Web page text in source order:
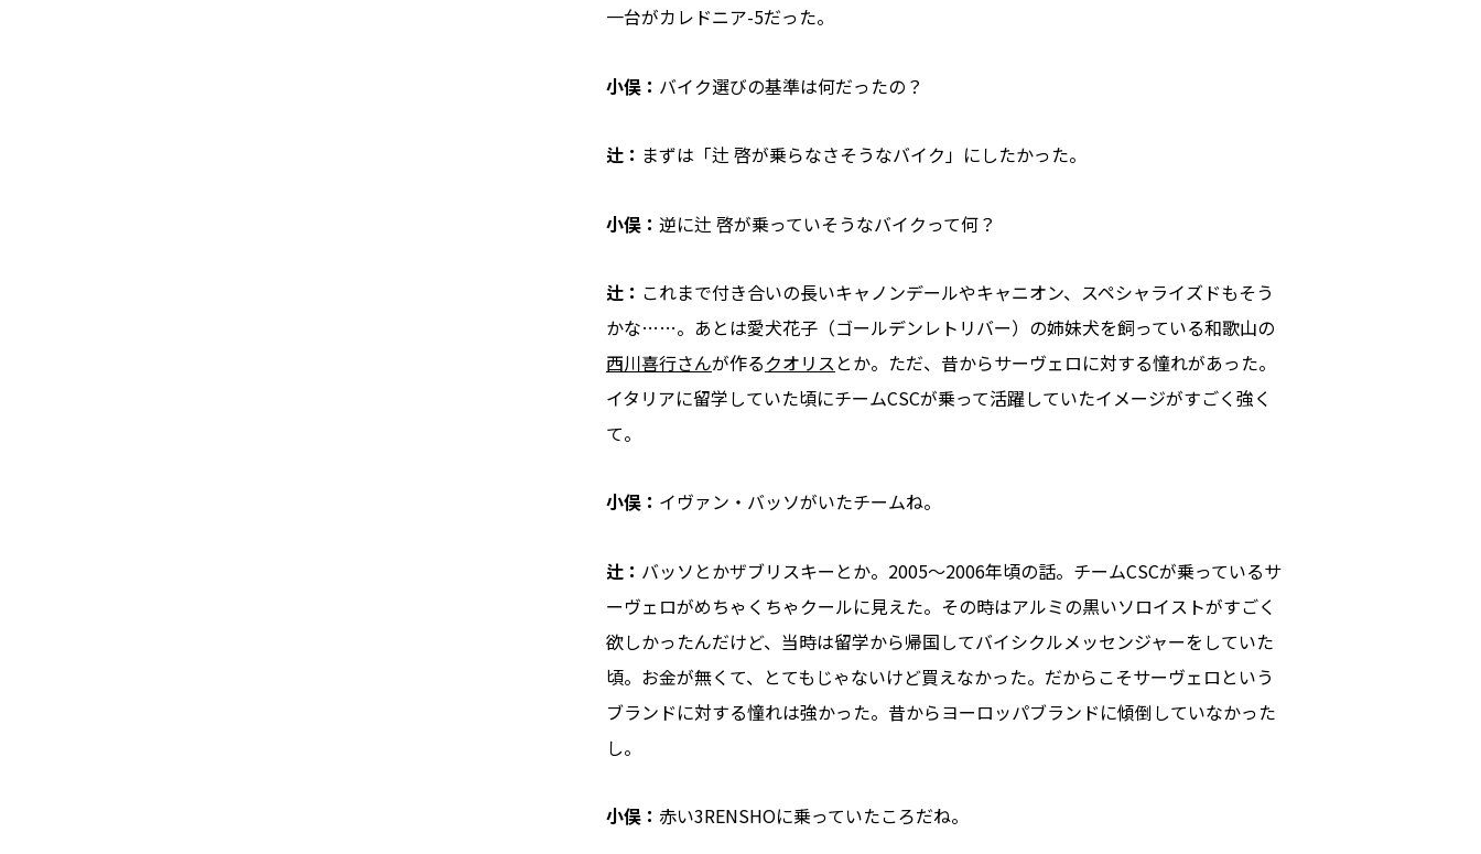
一台がカレドニア-5だった。
小俣： バイク選びの基準は何だったの？
辻： まずは「辻 啓が乗らなさそうなバイク」にしたかった。
小俣： 逆に辻 啓が乗っていそうなバイクって何？
辻： これまで付き合いの長いキャノンデールやキャニオン、スペシャライズドもそう
かな……。あとは愛犬花子（ゴールデンレトリバー）の姉妹犬を飼っている和歌山の
西川喜行さんが作るクオリスとか。ただ、昔からサーヴェロに対する憧れがあった。
イタリアに留学していた頃にチームCSCが乗って活躍していたイメージがすごく強く
て。
小俣： イヴァン・バッソがいたチームね。
辻： バッソとかザブリスキーとか。2005～2006年頃の話。チームCSCが乗っているサ
ーヴェロがめちゃくちゃクールに見えた。その時はアルミの黒いソロイストがすごく
欲しかったんだけど、当時は留学から帰国してバイシクルメッセンジャーをしていた
頃。お金が無くて、とてもじゃないけど買えなかった。だからこそサーヴェロという
ブランドに対する憧れは強かった。昔からヨーロッパブランドに傾倒していなかった
し。
小俣： 赤い3RENSHOに乗っていたころだね。